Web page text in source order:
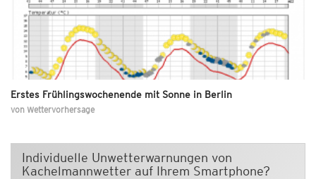
Erstes Frühlingswochenende mit Sonne in Berlin
von Wettervorhersage
Individuelle Unwetterwarnungen von
Kachelmannwetter auf Ihrem Smartphone?